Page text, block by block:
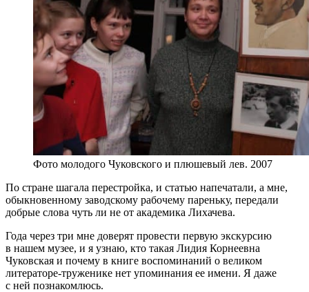
Фото молодого Чуковского и плюшевый лев. 2007
По стране шагала перестройка, и статью напечатали, а мне,
обыкновенному заводскому рабочему пареньку, передали
добрые слова чуть ли не от академика Лихачева.
Года через три мне доверят провести первую экскурсию
в нашем музее, и я узнаю, кто такая Лидия Корнеевна
Чуковская и почему в книге воспоминаний о великом
литераторе-труженике нет упоминания ее имени. Я даже
с ней познакомлюсь.